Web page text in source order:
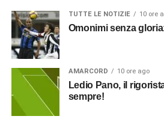
TUTTE LE NOTIZIE 10 ore
Omonimi senza
AMARCORD 10 ore ago
Ledio Pano, il
sempre!